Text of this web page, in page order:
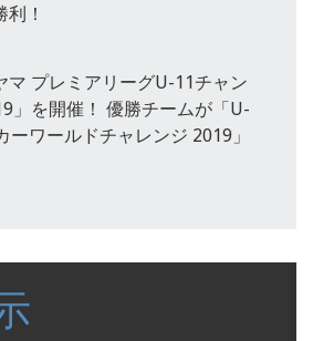
！
マ プレミアリーグU-11チャン
」を開催！ 優勝チームが「U-
ーワールドチャレンジ 2019」